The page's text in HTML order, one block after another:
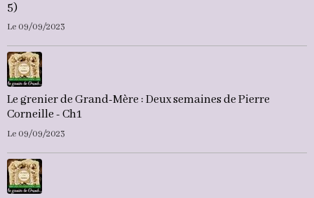
5)
Le 09/09/2023
Le grenier de Grand-Mère : Deux semaines de Pierre
Corneille - Ch1
Le 09/09/2023